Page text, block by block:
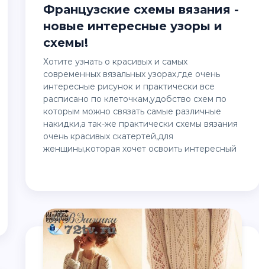
Французские схемы вязания -
новые интересные узоры и
схемы!
Хотите узнать о красивых и самых
современных вязальных узорах,где очень
интересные рисунок и практически все
расписано по клеточкам,удобство схем по
которым можно связать самые различные
накидки,а так-же практически схемы вязания
очень красивых скатертей,для
женщины,которая хочет освоить интересный